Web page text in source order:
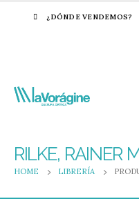
¿DÓNDE VENDEMOS?
RILKE, RAINER
HOME LIBRERÍA